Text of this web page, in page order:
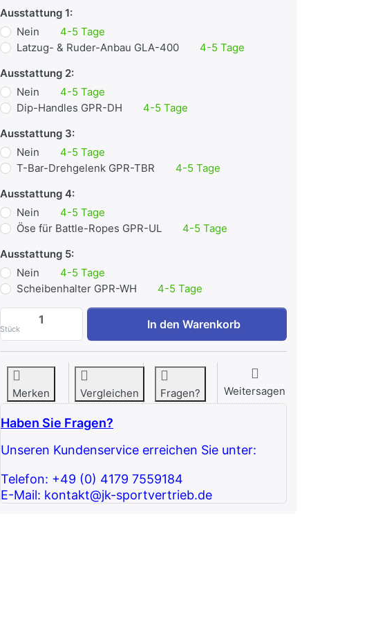
Ausstattung 1:
Nein
4-5 Tage
Latzug- & Ruder-Anbau GLA-400
4-5 Tage
Ausstattung 2:
Nein
4-5 Tage
Dip-Handles GPR-DH
4-5 Tage
Ausstattung 3:
Nein
4-5 Tage
T-Bar-Drehgelenk GPR-TBR
4-5 Tage
Ausstattung 4:
Nein
4-5 Tage
Öse für Battle-Ropes GPR-UL
4-5 Tage
Ausstattung 5:
Nein
4-5 Tage
Scheibenhalter GPR-WH
4-5 Tage
Stück
Body-Solid Power-Rack GPR-400 Studio zu 671,43 €,
In den Warenkorb
Merken Vergleichen Fragen? Weitersagen
Haben Sie Fragen?
Unseren Kundenservice erreichen Sie unter:
Telefon: +49 (0) 4179 7559184
E-Mail: kontakt@jk-sportvertrieb.de